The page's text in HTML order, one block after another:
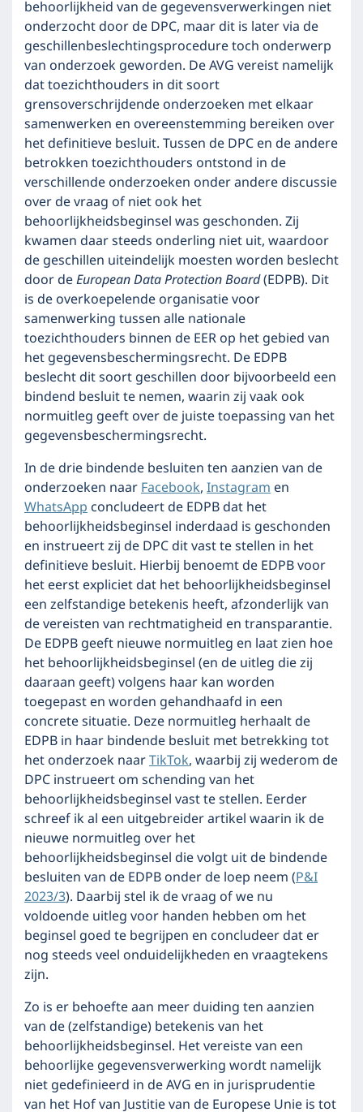
behoorlijkheid van de gegevensverwerkingen niet
onderzocht door de DPC, maar dit is later via de
geschillenbeslechtingsprocedure toch onderwerp
van onderzoek geworden. De AVG vereist namelijk
dat toezichthouders in dit soort
grensoverschrijdende onderzoeken met elkaar
samenwerken en overeenstemming bereiken over
het definitieve besluit. Tussen de DPC en de andere
betrokken toezichthouders ontstond in de
verschillende onderzoeken onder andere discussie
over de vraag of niet ook het
behoorlijkheidsbeginsel was geschonden. Zij
kwamen daar steeds onderling niet uit, waardoor
de geschillen uiteindelijk moesten worden beslecht
door deEuropean Data Protection Board(EDPB). Dit
is de overkoepelende organisatie voor
samenwerking tussen alle nationale
toezichthouders binnen de EER op het gebied van
het gegevensbeschermingsrecht. De EDPB
beslecht dit soort geschillen door bijvoorbeeld een
bindend besluit te nemen, waarin zij vaak ook
normuitleg geeft over de juiste toepassing van het
gegevensbeschermingsrecht.
In de drie bindende besluiten ten aanzien van de
onderzoeken naarFacebook,Instagramen
WhatsAppconcludeert de EDPB dat het
behoorlijkheidsbeginsel inderdaad is geschonden
en instrueert zij de DPC dit vast te stellen in het
definitieve besluit. Hierbij benoemt de EDPB voor
het eerst expliciet dat het behoorlijkheidsbeginsel
een zelfstandige betekenis heeft, afzonderlijk van
de vereisten van rechtmatigheid en transparantie.
De EDPB geeft nieuwe normuitleg en laat zien hoe
het behoorlijkheidsbeginsel (en de uitleg die zij
daaraan geeft) volgens haar kan worden
toegepast en worden gehandhaafd in een
concrete situatie. Deze normuitleg herhaalt de
EDPB in haar bindende besluit met betrekking tot
het onderzoek naarTikTok, waarbij zij wederom de
DPC instrueert om schending van het
behoorlijkheidsbeginsel vast te stellen. Eerder
schreef ik al een uitgebreider artikel waarin ik de
nieuwe normuitleg over het
behoorlijkheidsbeginsel die volgt uit de bindende
besluiten van de EDPB onder de loep neem (P&I
2023/3). Daarbij stel ik de vraag of we nu
voldoende uitleg voor handen hebben om het
beginsel goed te begrijpen en concludeer dat er
nog steeds veel onduidelijkheden en vraagtekens
zijn.
Zo is er behoefte aan meer duiding ten aanzien
van de (zelfstandige) betekenis van het
behoorlijkheidsbeginsel. Het vereiste van een
behoorlijke gegevensverwerking wordt namelijk
niet gedefinieerd in de AVG en in jurisprudentie
van het Hof van Justitie van de Europese Unie is tot